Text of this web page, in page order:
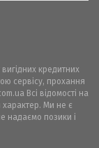
кредитних
сервісу, прохання
Всі відомості на
Ми не є
надаємо позики і